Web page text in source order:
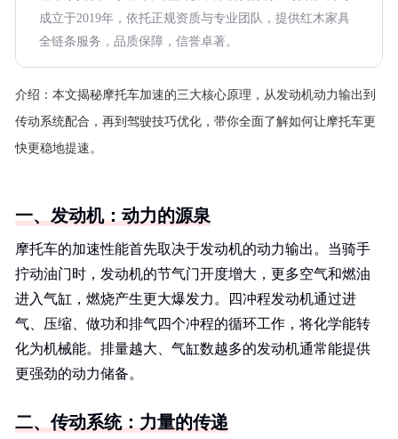
成立于2019年，依托正规资质与专业团队，提供红木家具
全链条服务，品质保障，信誉卓著。
介绍： 本文揭秘摩托车加速的三大核心原理，从发动机动力输出到
传动系统配合，再到驾驶技巧优化，带你全面了解如何让摩托车更
快更稳地提速。
一、发动机：动力的源泉
摩托车的加速性能首先取决于发动机的动力输出。当骑手
拧动油门时，发动机的节气门开度增大，更多空气和燃油
进入气缸，燃烧产生更大爆发力。四冲程发动机通过进
气、压缩、做功和排气四个冲程的循环工作，将化学能转
化为机械能。排量越大、气缸数越多的发动机通常能提供
更强劲的动力储备。
二、传动系统：力量的传递